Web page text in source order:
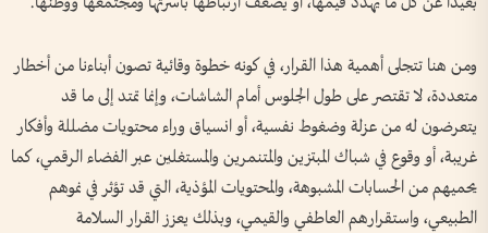
ومن هنا تتجلى أهمية هذا القرار، في كونه خطوة وقائية تصون أبناءنا من أخطار
متعددة، لا تقتصر على طول الجلوس أمام الشاشات، وإنما تمتد إلى ما قد
يتعرضون له من عزلة وضغوط نفسية، أو انسياق وراء محتويات مضللة وأفكار
غريبة، أو وقوع في شباك المبتزين والمتنمرين والمستغلين عبر الفضاء الرقمي، كما
يحميهم من الحسابات المشبوهة، والمحتويات المؤذية، التي قد تؤثر في نموهم
الطبيعي، واستقرارهم العاطفي والقيمي، وبذلك يعزز القرار السلامة